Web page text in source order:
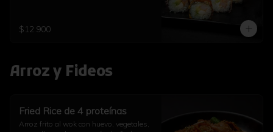
$12.900
Arroz y Fideos
Fried Rice de 4 proteínas
Arroz frito al wok con huevo, vegetales,